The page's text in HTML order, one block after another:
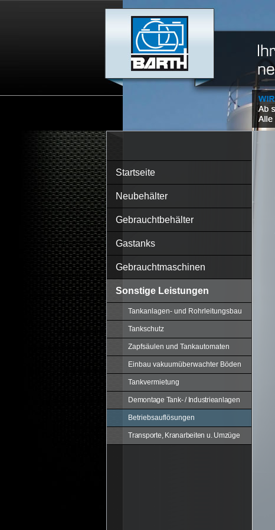
Startseite
Neubehälter
Gebrauchtbehälter
Gastanks
Gebrauchtmaschinen
Sonstige Leistungen
Tankanlagen- und Rohrleitungsbau
Tankschutz
Zapfsäulen und Tankautomaten
Einbau vakuumüberwachter Böden
Tankvermietung
Demontage Tank- / Industrieanlagen
Betriebsauflösungen
Transporte, Kranarbeiten u. Umzüge